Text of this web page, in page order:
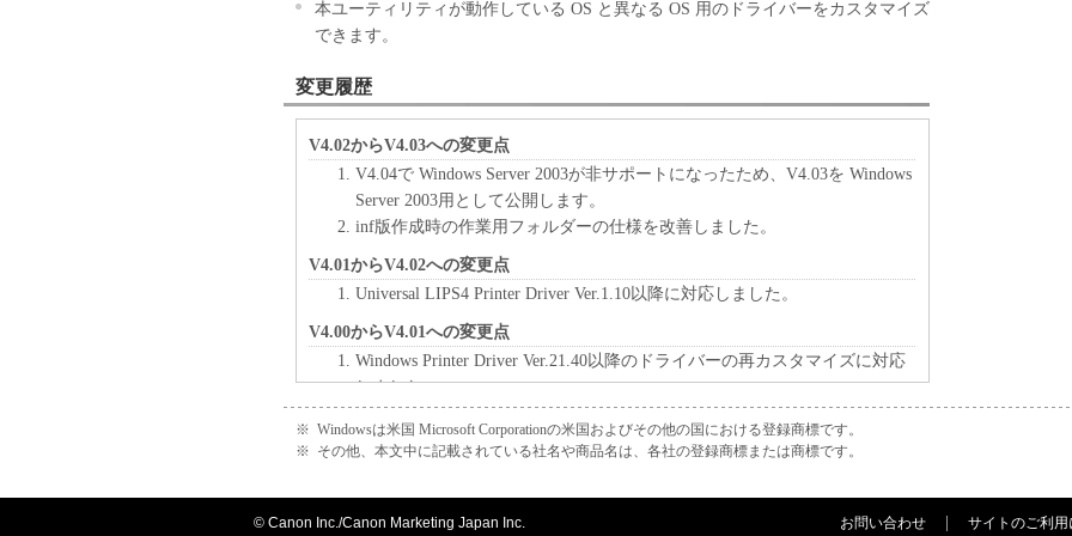
本ユーティリティが動作している OS と異なる OS 用のドライバーをカスタマイズ
できます。
変更履歴
V4.02からV4.03への変更点
V4.04で Windows Server 2003が非サポートになったため、V4.03を Windows
Server 2003用として公開します。
inf版作成時の作業用フォルダーの仕様を改善しました。
V4.01からV4.02への変更点
Universal LIPS4 Printer Driver Ver.1.10以降に対応しました。
V4.00からV4.01への変更点
Windows Printer Driver Ver.21.40以降のドライバーの再カスタマイズに対応
しました。
Universal LIPS4 Printer Driver Ver.1.00以降に対応しました。
Windows XP を非サポートとしました。
Copyrightの出荷表記を変更しました。
※ Windowsは米国 Microsoft Corporationの米国およびその他の国における登録商標です。
※ その他、本文中に記載されている社名や商品名は、各社の登録商標または商標です。
お問い合わせ サイトのご利用
© Canon Inc./Canon Marketing Japan Inc.